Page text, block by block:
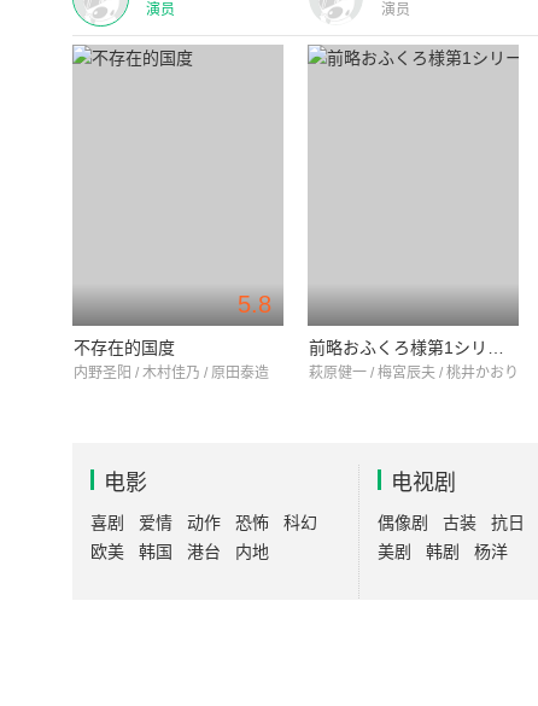
演员 演员
5.8
不存在的国度
内野圣阳 / 木村佳乃 / 原田泰造 萩原健一 / 梅宮辰夫 / 桃井かおり
电影
喜剧 爱情 动作 恐怖
科幻
欧美
韩国 港台 内地
电视剧
偶像剧 古装 抗日
美剧
韩剧 杨洋